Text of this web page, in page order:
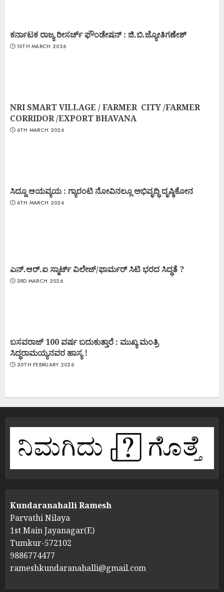
ಕರ್ನಾಟಕ ರಾಜ್ಯ ರೀಸರ್ಚ್ ಫೌಂಡೇಷನ್ : ಜಿ.ಬಿ.ಜ್ಯೋತಿಗಣೇಶ್
10TH MARCH 2026
NRI SMART VILLAGE / FARMER CITY /FARMER
CORRIDOR /EXPORT BHAVANA
6TH MARCH 2026
ಸಿದ್ದೂ ಆಯವ್ಯಯ : ಗ್ಯಾರಂಟಿ ನೋವಿನಲ್ಲೂ ಅಭಿವೃದ್ಧಿ ದೃಷ್ಠಿಕೋನ
6TH MARCH 2026
ಎನ್.ಆರ್.ಐ ಸ್ಮಾರ್ಟ್ ವಿಲೇಜ್/ಫಾರ್ಮರ್ ಸಿಟಿ ಭರದ ಸಿದ್ಧತೆ ?
3RD MARCH 2026
ಬಸವರಾಜ್ 100 ವರ್ಷ ಬದುಕುತ್ತಾರೆ : ಮುಖ್ಯ ಮಂತ್ರಿ
ಸಿದ್ಧರಾಮಯ್ಯನವರ ಹಾಸ್ಯ !
20TH FEBRUARY 2026
Kundaranahalli Ramesh
Parvathi Nilaya
1st Main Jayanagar(E)
Tumkur-572102
9886774477
rameshkundaranahalli@gmail.com